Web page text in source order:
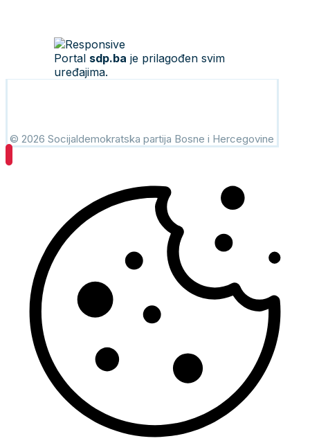
Portal sdp.ba je prilagođen svim
uređajima.
© 2026 Socijaldemokratska partija Bosne i Hercegovine